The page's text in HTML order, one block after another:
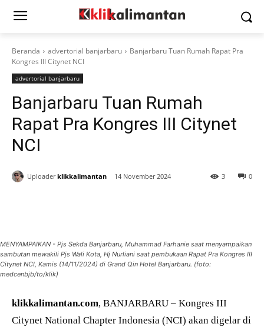
Beranda advertorial banjarbaru
Banjarbaru Tuan Rumah Rapat Pra
Kongres III Citynet NCI
advertorial banjarbaru
Banjarbaru Tuan Rumah
Rapat Pra Kongres III Citynet
NCI
Uploader klikkalimantan 14 November 2024 0
3
MENYAMPAIKAN - Pjs Sekda Banjarbaru, Muhammad Farhanie saat menyampaikan
sambutan mewakili Pjs Wali Kota, Hj Nurliani saat pembukaan Rapat Pra Kongres III
Citynet NCI, Kamis (14/11/2024) di Grand Qin Hotel Banjarbaru. (foto:
medcenbjb/to/klik)
klikkalimantan.com, BANJARBARU – Kongres III
Citynet National Chapter Indonesia (NCI) akan digelar di